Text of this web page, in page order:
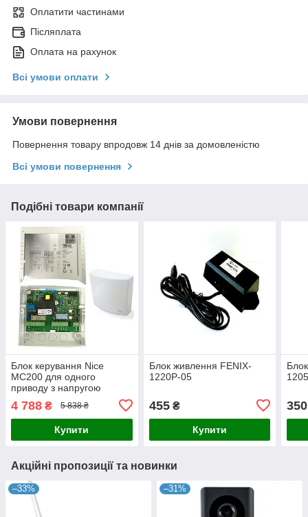
Оплатити частинами
Післяплата
Оплата на рахунок
Всі умови оплати
Умови повернення
Повернення товару впродовж 14 днів за домовленістю
Всі умови повернення
Подібні товари компанії
Блок керування Nice
MC200 для одного
приводу з напругою
живлення двигуна 230В і
потужністю до 950Вт
4 788 ₴ 5 838 ₴
Купити
Блок живлення FENIX-
1220P-05
455₴
Купити
350
Акційні пропозиції та новинки
–33% –31%